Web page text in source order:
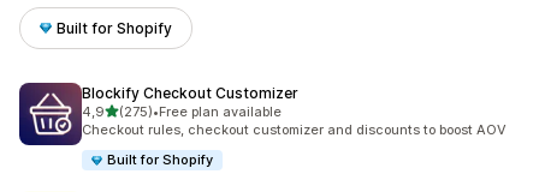
Built for Shopify
Blockify Checkout Customizer
4,9na 5 gwiazdek
(275)
Łączna liczba recenzji: 275
•Free plan available
Checkout rules, checkout customizer and discounts to boost AOV
Built for Shopify